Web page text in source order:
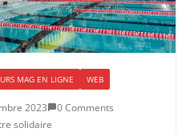
MAG EN LIGNE WEB
2023
0 Comments
solidaire